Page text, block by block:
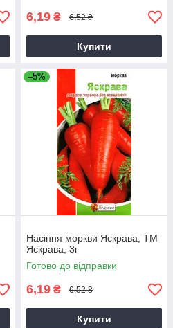
6,19 ₴ 6,52 ₴
Купити
–5%
Насіння моркви Яскрава, ТМ
Яскрава, 3г
Готово до відправки
6,19 ₴ 6,52 ₴
Купити